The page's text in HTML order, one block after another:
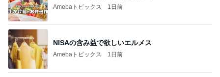
Amebaトピックス 1日前